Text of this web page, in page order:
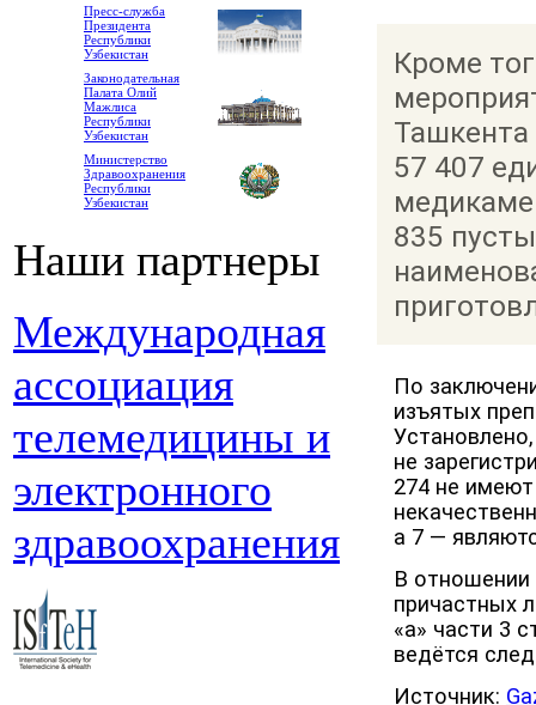
Пресс-служба
Президента
Республики
Узбекистан
Законодательная
Палата Олий
Мажлиса
Республики
Узбекистан
Министерство
Здравоохранения
Республики
Узбекистан
Наши партнеры
Международная
ассоциация
телемедицины и
электронного
здравоохранения
Кроме
57 407
835
По
изъятых
не
274 не
а 7 —
В отношении
причастных
«а» части 3
ведётся
Источник: